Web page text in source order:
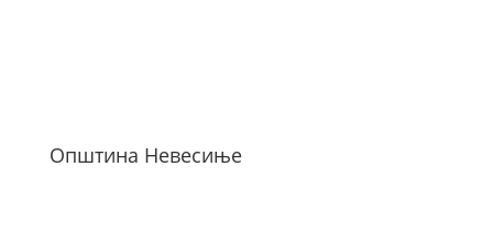
Општина Невесиње